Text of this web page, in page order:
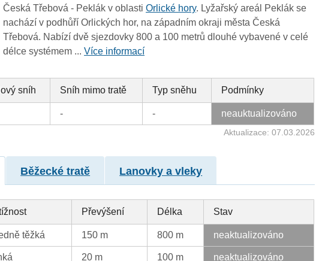
Česká Třebová - Peklák v oblastiOrlické hory. Lyžařský areál Peklák se
nachází v podhůří Orlických hor, na západním okraji města Česká
Třebová. Nabízí dvě sjezdovky 800 a 100 metrů dlouhé vybavené v celé
délce systémem ...Více informací
sníh Sníh mimo tratě Typ sněhu Podmínky
- - neauktualizováno
Aktualizace: 07.03.2026
Běžecké tratě Lanovky a vleky
Převýšení Délka Stav
těžká 150 m 800 m neaktualizováno
20 m 100 m neaktualizováno